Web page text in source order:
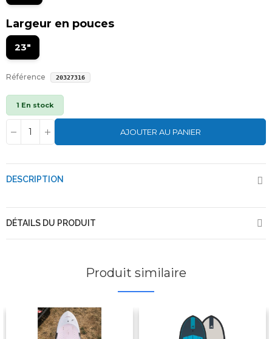
Largeur en pouces
23"
Référence 20327316
1 En stock
AJOUTER AU PANIER
DESCRIPTION
DÉTAILS DU PRODUIT
Produit similaire